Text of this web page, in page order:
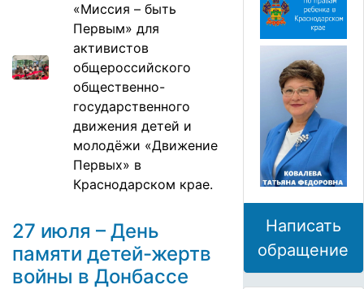
«Миссия – быть
Первым» для
активистов
общероссийского
общественно-
государственного
движения детей и
молодёжи «Движение
Первых» в
Краснодарском крае.
27 июля – День
памяти детей-жертв
войны в Донбассе
Написать
обращение